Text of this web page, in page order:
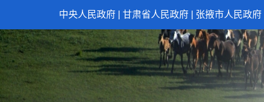
中央人民政府 甘肃省人民政府 张掖市人民政府